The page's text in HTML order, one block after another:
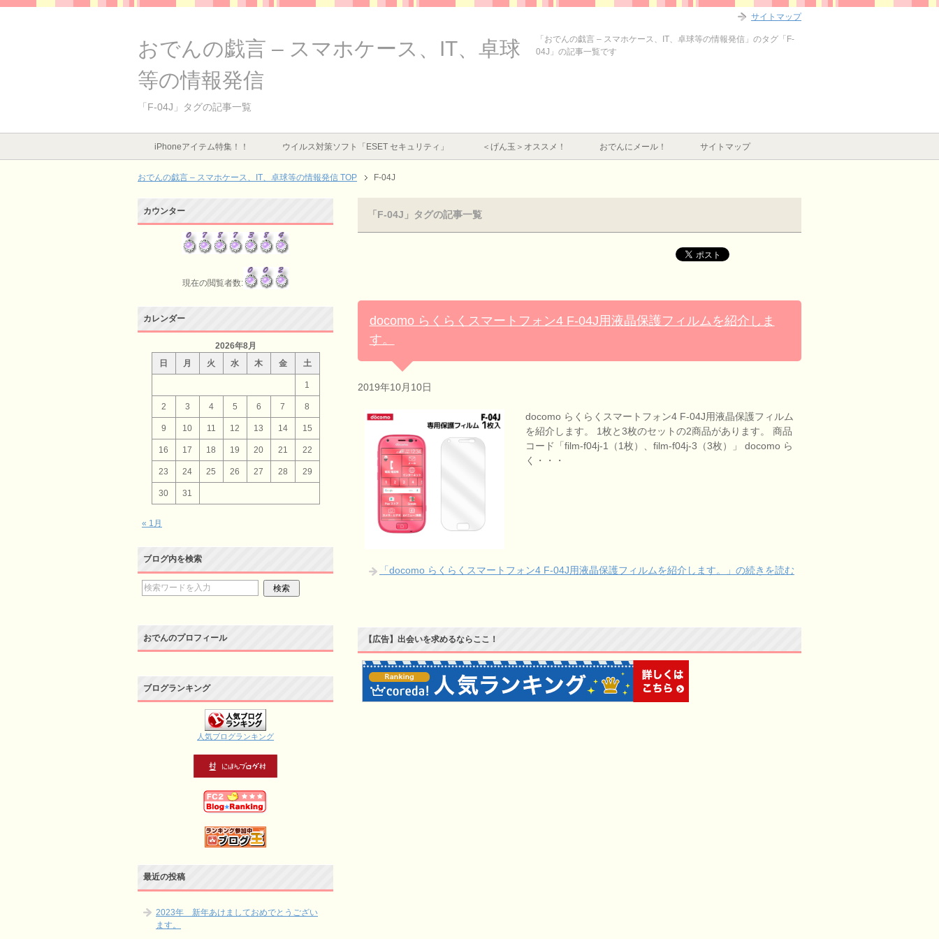
おでんの戯言 – スマホケース、IT、卓球
等の情報発信
「F-04J」タグの記事一覧
「おでんの戯言 – スマホケース、IT、卓球等の情報発信」のタグ「F-
04J」の記事一覧です
iPhoneアイテム特集！！ ウイルス対策ソフト「ESET セキュリティ」 ＜げん玉＞オススメ！ おでんにメール！ サイトマップ
おでんの戯言 – スマホケース、IT、卓球等の情報発信 TOP F-04J
「F-04J」タグの記事一覧
docomo らくらくスマートフォン4 F-04J用液晶保護フィルムを紹介しま
す。
2019年10月10日
docomo らくらくスマートフォン4 F-04J用液晶保護フィルム
を紹介します。 1枚と3枚のセットの2商品があります。 商品
コード「film-f04j-1（1枚）、film-f04j-3（3枚）」 docomo ら
く・・・
「docomo らくらくスマートフォン4 F-04J用液晶保護フィルムを紹介します。」の続きを読む
【広告】出会いを求めるならここ！
カウンター
現在の閲覧者数:
カレンダー
2026年8月
日
月 火 水 木 金 土
1
2 3 4 5 6 7 8
9 10 11 12 13 14 15
16 17 18 19 20 21 22
23 24 25 26 27 28 29
30 31
« 1月
ブログ内を検索
おでんのプロフィール
ブログランキング
人気ブログランキング
最近の投稿
2023年 新年あけましておめでとうござい
ます。
サイトマップ